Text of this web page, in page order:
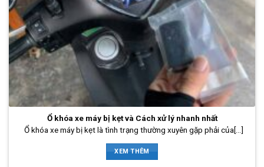
Ổ khóa xe máy bị kẹt và Cách xử lý nhanh nhất
Ổ khóa xe máy bị kẹt là tình trạng thường xuyên gặp phải của[...]
XEM THÊM